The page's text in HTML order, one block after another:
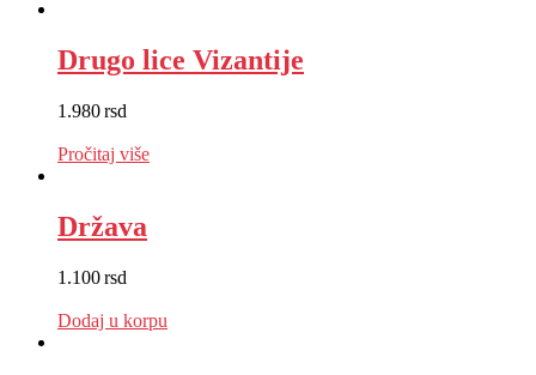
Drugo lice Vizantije
1.980rsd
Pročitaj više
Država
1.100rsd
Dodaj u korpu